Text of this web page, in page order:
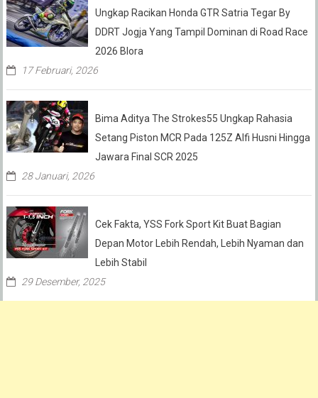
Ungkap Racikan Honda GTR Satria Tegar By
DDRT Jogja Yang Tampil Dominan di Road Race
2026 Blora
17 Februari, 2026
Bima Aditya The Strokes55 Ungkap Rahasia
Setang Piston MCR Pada 125Z Alfi Husni Hingga
Jawara Final SCR 2025
28 Januari, 2026
Cek Fakta, YSS Fork Sport Kit Buat Bagian
Depan Motor Lebih Rendah, Lebih Nyaman dan
Lebih Stabil
29 Desember, 2025